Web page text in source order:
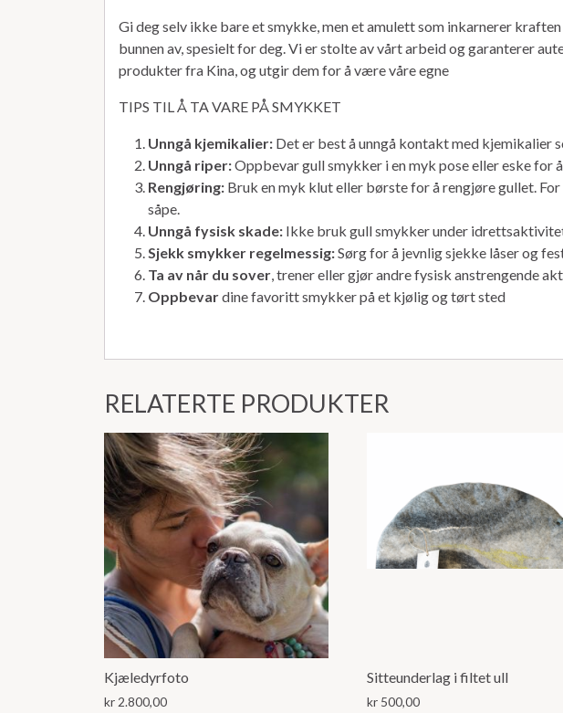
Gi deg selv ikke bare et smykke, men et amulett som inkarnerer
bunnen av, spesielt for deg. Vi er stolte av vårt arbeid og garanterer
produkter fra Kina, og utgir dem for å være våre egne
TIPS TIL Å TA VARE PÅ SMYKKET
Unngå kjemikalier: Det er best å unngå kontakt med kjemikalier
Unngå riper:Oppbevar gull smykker i en myk pose eller eske for
Rengjøring: Bruk en myk klut eller børste for å rengjøre gullet.
såpe.
Unngå fysisk skade: Ikke bruk gull smykker under
Sjekk smykker regelmessig:Sørg for å jevnlig sjekke låser og
Ta av når du sover, trener eller gjør andre fysisk anstrengende
Oppbevardine favoritt smykker på et kjølig og tørt sted
RELATERTE PRODUKTER
Kjæledyrfoto
kr 2.800,00
Sitteunderlag i filtet ull
kr 500,00